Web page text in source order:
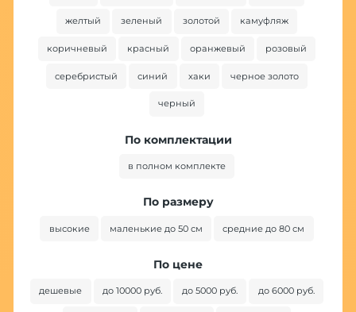
желтый зеленый золотой камуфляж
коричневый красный оранжевый розовый
серебристый синий хаки черное золото
черный
По комплектации
в полном комплекте
По размеру
высокие маленькие до 50 см средние до 80 см
По цене
дешевые до 10000 руб. до 5000 руб. до 6000 руб.